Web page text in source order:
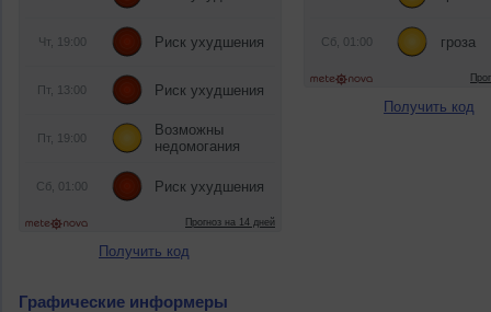
Получить код
Получить код
Графические информеры